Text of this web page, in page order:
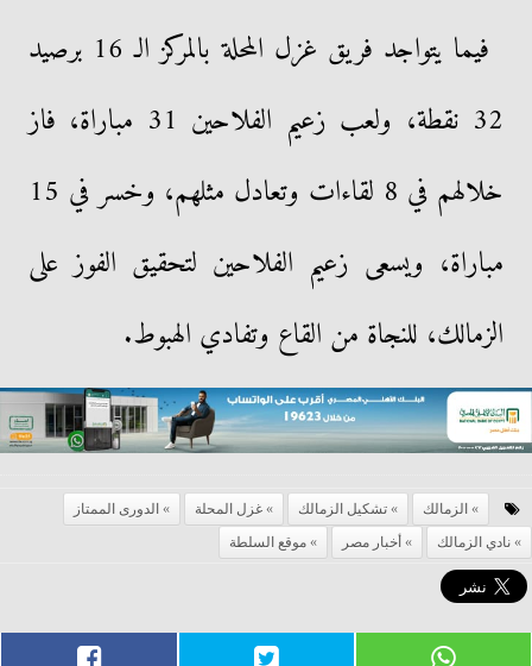
فيما يتواجد فريق غزل المحلة بالمركز الـ 16 برصيد
32 نقطة، ولعب زعيم الفلاحين 31 مباراة، فاز
خلالهم في 8 لقاءات وتعادل مثلهم، وخسر في 15
مباراة، ويسعى زعيم الفلاحين لتحقيق الفوز على
الزمالك، للنجاة من القاع وتفادي الهبوط.
الزمالك تشكيل الزمالك غزل المحلة
الدورى الممتاز
نادي الزمالك
أخبار مصر موقع السلطة